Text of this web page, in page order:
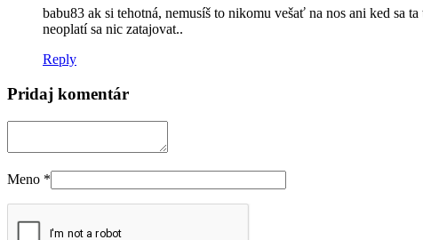
babu83 ak si tehotná, nemusíš to nikomu vešať na nos ani ked sa
neoplatí sa nic zatajovat..
Reply
Pridaj komentár
Meno *